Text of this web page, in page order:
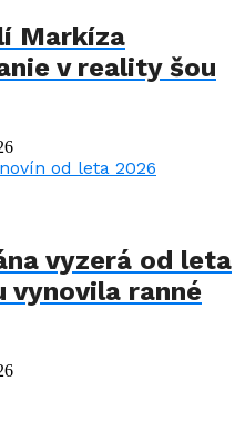
Markíza
v reality šou
vyzerá od leta
vynovila ranné